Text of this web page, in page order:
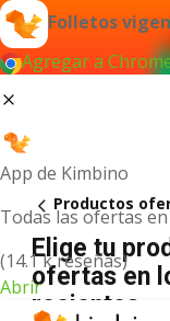
Folletos
Agregar a
App de Kimbino
Todas las ofertas
(14.1 k reseñas)
Abrir
Productos
Elige tu
ofertas en
recientes